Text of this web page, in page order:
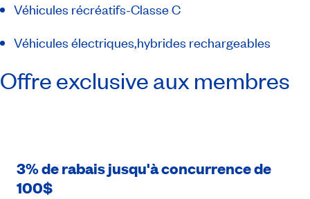
Véhicules récréatifs-Classe C
Véhicules électriques,hybrides rechargeables
Offre exclusive aux membres
3% de rabais jusqu'à concurrence de
100$